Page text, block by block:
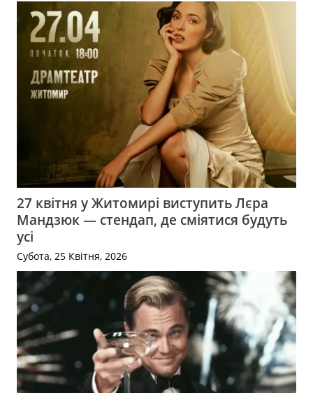
27 квітня у Житомирі виступить Лєра
Мандзюк — стендап, де сміятися будуть
усі
Субота, 25 Квітня, 2026